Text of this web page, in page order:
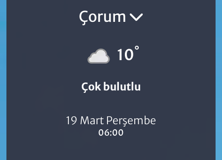
Çorum
10°
Çok bulutlu
19 Mart Perşembe
06:00